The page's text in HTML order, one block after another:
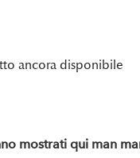
ancora disponibile
mostrati qui man